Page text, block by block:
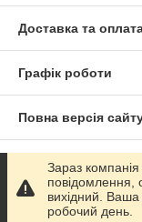
Доставка та
Графік роботи
Повна версія
Сайт створено на
Політика
Зараз
повідомлення,
вихідний.
робочий день.